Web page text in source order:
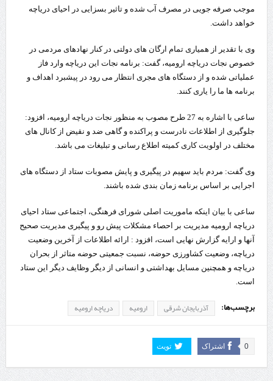
کشف ۱۱ قبضه سلاح کلت کمری توسط مرزبانان هنگ مرزی ارومیه
مرز چیلات دهلران می‌تواند مکمل مرز بین‌المللی مهران شود
روایت روزنامه اتریشی از بحران در مرز مغرب و اسپانیا
گذشت
موجب صرفه جویی در مصرف آب شده و تاثیر بسزایی در احیای دریاچه
خواهد داشت.
وی با تقدیر از همیاری تمام ارگان های دولتی در کنار نهادهای مردمی در
خصوص نجات دریاچه ارومیه، گفت: برنامه نجات این دریاچه وارد فاز
عملیاتی شده و از دستگاه های مجری انتظار می رود در پیشبرد اهداف و
برنامه ها ما را یاری کنند.
ساعی با اشاره به 27 طرح مصوب به منظور نجات دریاچه ارومیه، افزود:
جلوگیری از اطلاعات نادرست و پراکنده و گاهی ضد و نقیض از کانال های
مختلف در اولویت کاری کمیته اطلاع رسانی و تبلیغات می باشد.
وی گفت: مردم باید سهیم در پیگیری و پایش مصوبات ستاد از دستگاه های
اجرایی بر اساس برنامه زمان بندی شده باشند.
ساعی با بیان اینکه ماموریت اصلی شورای فرهنگی، اجتماعی ستاد احیای
دریاچه ارومیه مدیریت بر احصاء مشکلات پیش رو و پیگیری مدیریت صحیح
آنها و ارایه گزارش نهایی است، افزود : ارائه اطلاعات از آخرین وضعیت
دریاچه، وضعیت کشاورزی حوضه، نسبت جمعیتی حوضه متاثر از بحران
دریاچه و همچنین مسایل بهداشتی و انسانی از دیگر وظایف دیگر این ستاد
است.
برچسب‌ها: آذربایجان شرقی ارومیه دریاچه ارومیه
اشتراک 0 تویت